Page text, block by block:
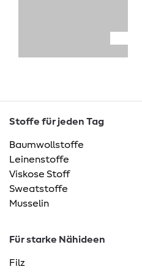
Stoffe für jeden Tag
Baumwollstoffe
Leinenstoffe
Viskose Stoff
Sweatstoffe
Musselin
Für starke Nähideen
Filz